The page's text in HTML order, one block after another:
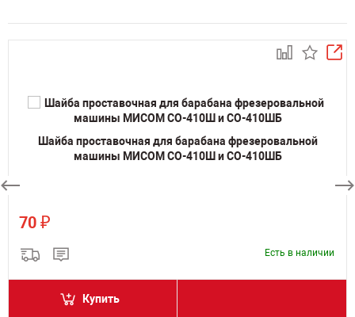
Шайба проставочная для барабана фрезеровальной
машины МИСОМ СО-410Ш и СО-410ШБ
70 ₽
Есть в наличии
Купить